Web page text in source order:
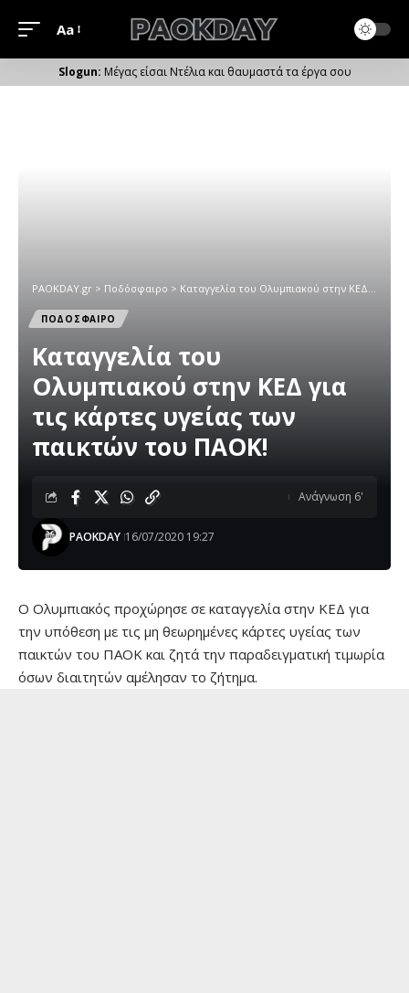
Μέγεθος
Γραμματοσειράς
Aa
Μέγας είσαι Ντέλια και θαυμαστά τα έργα σου
PAOKDAY.gr > Ποδόσφαιρο > Καταγγελία του Ολυμπιακού στην ΚΕΔ για τις κάρτες υγείας των παικτών του ΠΑΟΚ!
ΠΟΔΟΣΦΑΙΡΟ
Καταγγελία του
Ολυμπιακού στην ΚΕΔ για
τις κάρτες υγείας των
παικτών του ΠΑΟΚ!
PAOKDAY 16/07/2020 19:27
Ανάγνωση 6'
Ο Ολυμπιακός προχώρησε σε καταγγελία στην ΚΕΔ για
την υπόθεση με τις μη θεωρημένες κάρτες υγείας των
παικτών του ΠΑΟΚ και ζητά την παραδειγματική τιμωρία
όσων διαιτητών αμέλησαν το ζήτημα.